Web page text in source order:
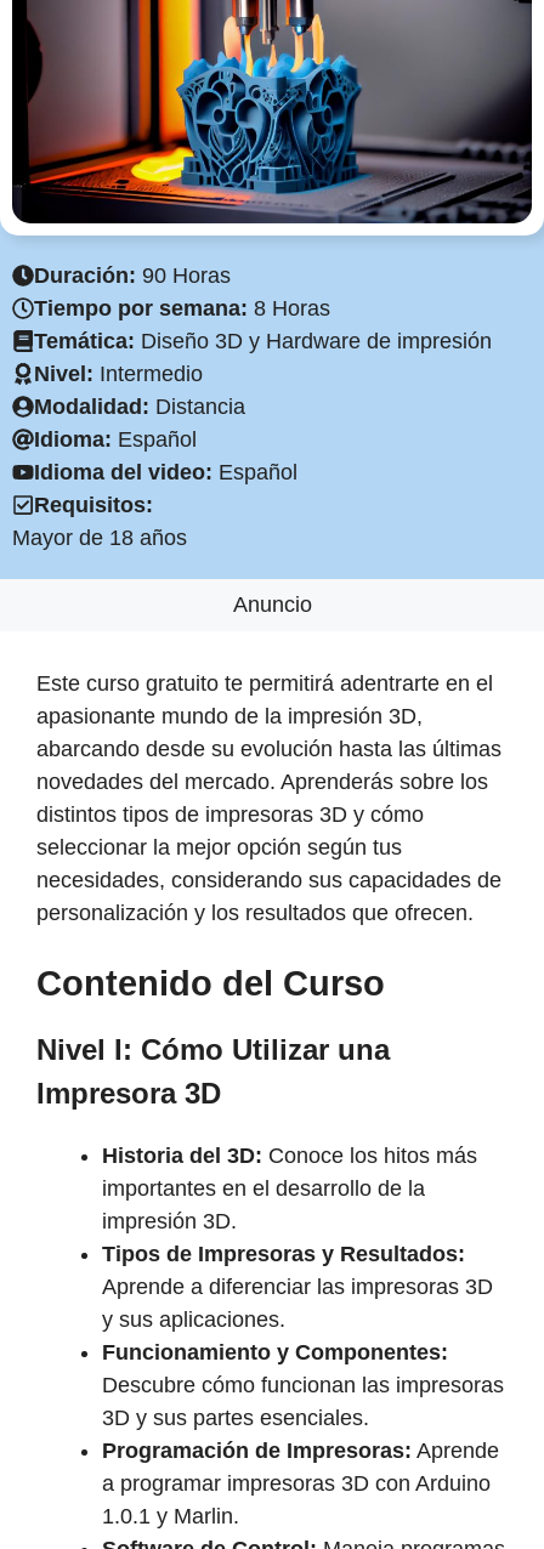
Duración: 90 Horas
Tiempo por semana: 8 Horas
Temática: Diseño 3D y Hardware de impresión
Nivel: Intermedio
Modalidad: Distancia
Idioma: Español
Idioma del video: Español
Requisitos:
Mayor de 18 años
Anuncio
Este curso gratuito te permitirá adentrarte en el
apasionante mundo de la impresión 3D,
abarcando desde su evolución hasta las últimas
novedades del mercado. Aprenderás sobre los
distintos tipos de impresoras 3D y cómo
seleccionar la mejor opción según tus
necesidades, considerando sus capacidades de
personalización y los resultados que ofrecen.
Contenido del Curso
Nivel I: Cómo Utilizar una
Impresora 3D
Historia del 3D: Conoce los hitos más
importantes en el desarrollo de la
impresión 3D.
Tipos de Impresoras y Resultados:
Aprende a diferenciar las impresoras 3D
y sus aplicaciones.
Funcionamiento y Componentes:
Descubre cómo funcionan las impresoras
3D y sus partes esenciales.
Programación de Impresoras: Aprende
a programar impresoras 3D con Arduino
1.0.1 y Marlin.